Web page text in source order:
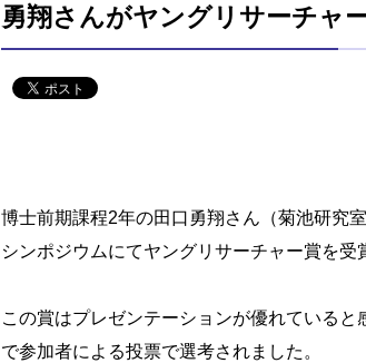
勇翔さんがヤングリサーチャ
博士前期課程2年の田口勇翔さん（菊池研究
シンポジウムにてヤングリサーチャー賞を受
この賞はプレゼンテーションが優れている
で参加者による投票で選考されました。